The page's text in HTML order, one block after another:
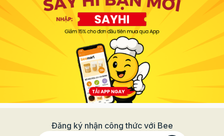
Đăng ký nhận công thức với Bee